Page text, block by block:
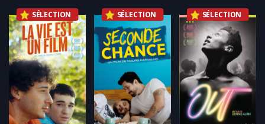
SÉLECTION SÉLECTION SÉLECTION